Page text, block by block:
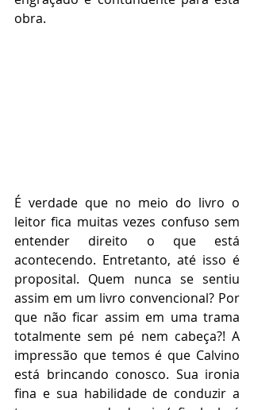
obra.
É verdade que no meio do livro o
leitor fica muitas vezes confuso sem
entender direito o que está
acontecendo. Entretanto, até isso é
proposital. Quem nunca se sentiu
assim em um livro convencional? Por
que não ficar assim em uma trama
totalmente sem pé nem cabeça?! A
impressão que temos é que Calvino
está brincando conosco. Sua ironia
fina e sua habilidade de conduzir a